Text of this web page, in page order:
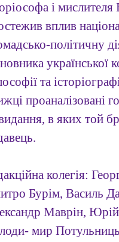
і
вплив
політичну
української
та
проаналізовані
в яких той
колегія:
Бурім, Василь
Маврін,
мир